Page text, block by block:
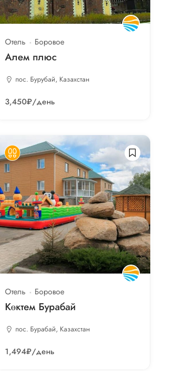
Отель Боровое
Алем плюс
пос. Бурубай, Казахстан
3,450₽/день
Отель Боровое
Көктем Бурабай
пос. Бурабай, Казахстан
1,494₽/день